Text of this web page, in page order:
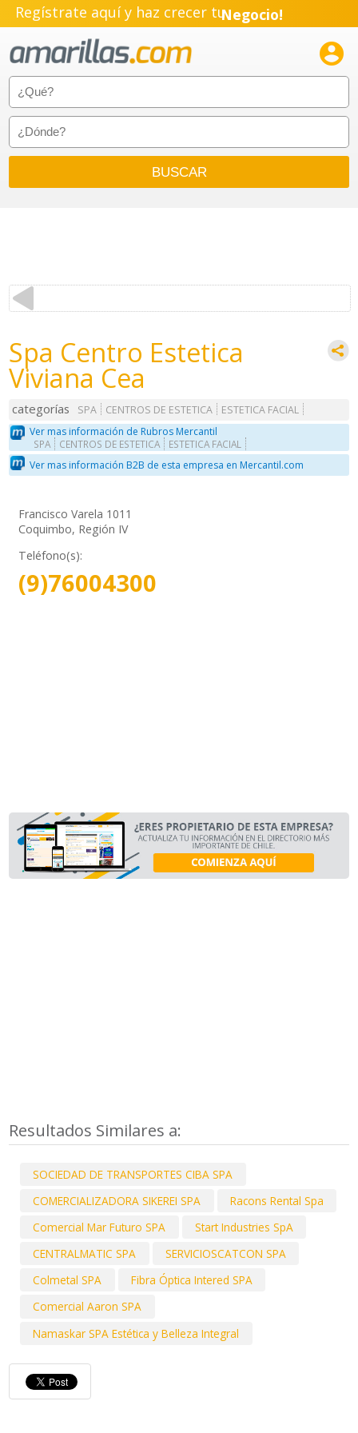
Regístrate aquí y haz crecer tuNegocio!
Emprendimiento!

Spa Centro Estetica
Viviana Cea
categorías SPA CENTROS DE ESTETICA
ESTETICA FACIAL
Ver mas información de Rubros Mercantil
SPA CENTROS DE ESTETICA ESTETICA FACIAL
Ver mas información B2B de esta empresa en Mercantil.com
Francisco Varela 1011
Coquimbo, Región IV
Teléfono(s):
(9)76004300
Resultados Similares a:
SOCIEDAD DE TRANSPORTES CIBA SPA
COMERCIALIZADORA SIKEREI SPA
Racons Rental Spa
Comercial Mar Futuro SPA
Start Industries SpA
CENTRALMATIC SPA
SERVICIOSCATCON SPA
Colmetal SPA
Fibra Óptica Intered SPA
Comercial Aaron SPA
Namaskar SPA Estética y Belleza Integral